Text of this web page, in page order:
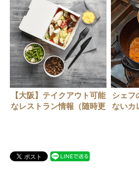
【大阪】テイクアウト可能
なレストラン情報（随時更
シェフ
ないカ